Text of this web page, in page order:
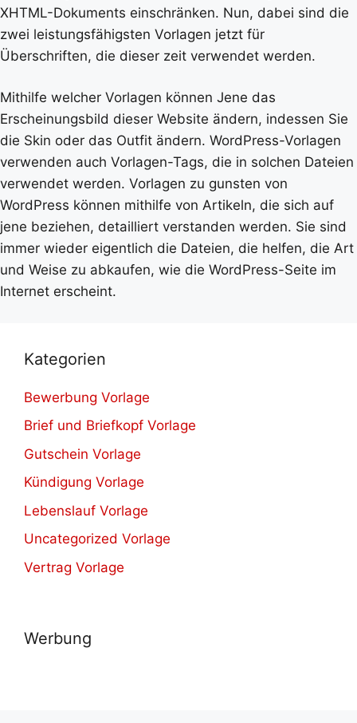
XHTML-Dokuments einschränken. Nun, dabei sind die
zwei leistungsfähigsten Vorlagen jetzt für
Überschriften, die dieser zeit verwendet werden.
Mithilfe welcher Vorlagen können Jene das
Erscheinungsbild dieser Website ändern, indessen Sie
die Skin oder das Outfit ändern. WordPress-Vorlagen
verwenden auch Vorlagen-Tags, die in solchen Dateien
verwendet werden. Vorlagen zu gunsten von
WordPress können mithilfe von Artikeln, die sich auf
jene beziehen, detailliert verstanden werden. Sie sind
immer wieder eigentlich die Dateien, die helfen, die Art
und Weise zu abkaufen, wie die WordPress-Seite im
Internet erscheint.
Kategorien
Bewerbung Vorlage
Brief und Briefkopf Vorlage
Gutschein Vorlage
Kündigung Vorlage
Lebenslauf Vorlage
Uncategorized Vorlage
Vertrag Vorlage
Werbung